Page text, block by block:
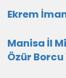
Ekrem
Manisa İl
Özür Borcu